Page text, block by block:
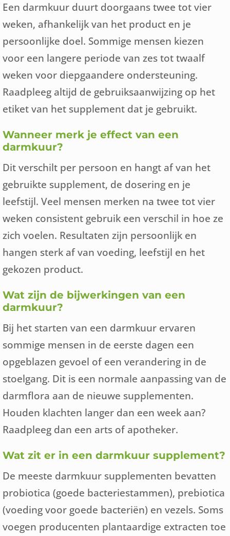
Een darmkuur duurt doorgaans twee tot vier
weken, afhankelijk van het product en je
persoonlijke doel. Sommige mensen kiezen
voor een langere periode van zes tot twaalf
weken voor diepgaandere ondersteuning.
Raadpleeg altijd de gebruiksaanwijzing op het
etiket van het supplement dat je gebruikt.
Wanneer merk je effect van een
darmkuur?
Dit verschilt per persoon en hangt af van het
gebruikte supplement, de dosering en je
leefstijl. Veel mensen merken na twee tot vier
weken consistent gebruik een verschil in hoe ze
zich voelen. Resultaten zijn persoonlijk en
hangen sterk af van voeding, leefstijl en het
gekozen product.
Wat zijn de bijwerkingen van een
darmkuur?
Bij het starten van een darmkuur ervaren
sommige mensen in de eerste dagen een
opgeblazen gevoel of een verandering in de
stoelgang. Dit is een normale aanpassing van de
darmflora aan de nieuwe supplementen.
Houden klachten langer dan een week aan?
Raadpleeg dan een arts of apotheker.
Wat zit er in een darmkuur supplement?
De meeste darmkuur supplementen bevatten
probiotica (goede bacteriestammen), prebiotica
(voeding voor goede bacteriën) en vezels. Soms
voegen producenten plantaardige extracten toe